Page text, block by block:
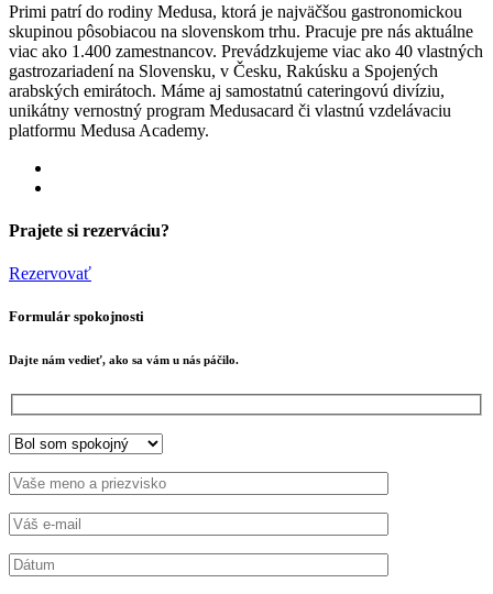
Primi patrí do rodiny Medusa, ktorá je najväčšou gastronomickou
skupinou pôsobiacou na slovenskom trhu. Pracuje pre nás aktuálne
viac ako 1.400 zamestnancov. Prevádzkujeme viac ako 40 vlastných
gastrozariadení na Slovensku, v Česku, Rakúsku a Spojených
arabských emirátoch. Máme aj samostatnú cateringovú divíziu,
unikátny vernostný program Medusacard či vlastnú vzdelávaciu
platformu Medusa Academy.
Prajete si rezerváciu?
Rezervovať
Formulár spokojnosti
Dajte nám vedieť, ako sa vám u nás páčilo.